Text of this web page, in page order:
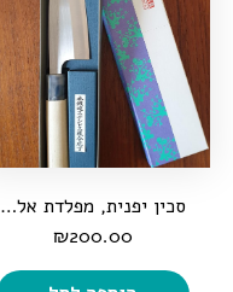
סכין יפנית, מפלדת אל-חלד, לכל מטרה
₪200.00